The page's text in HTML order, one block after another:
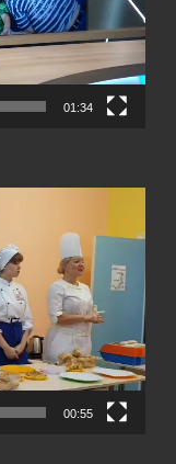
01:34
00:55